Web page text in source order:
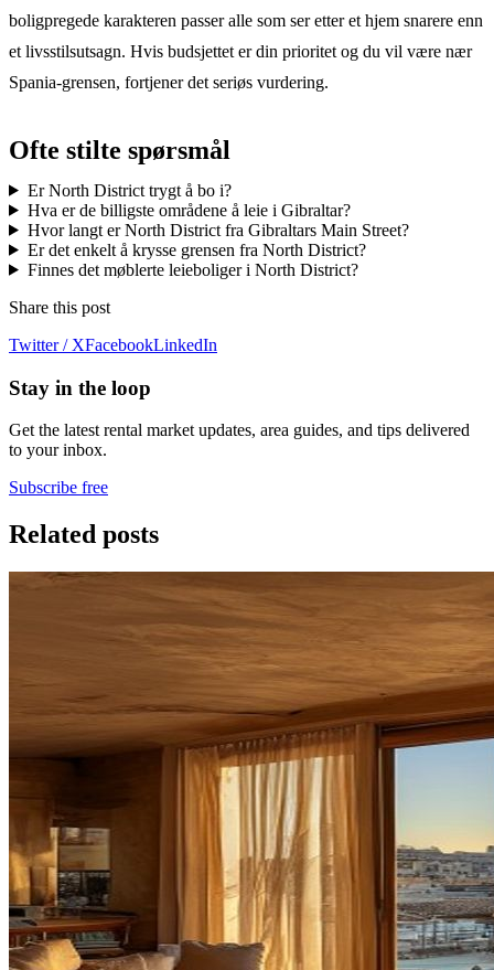
boligpregede karakteren passer alle som ser etter et hjem snarere enn
et livsstilsutsagn. Hvis budsjettet er din prioritet og du vil være nær
Spania-grensen, fortjener det seriøs vurdering.
Ofte stilte spørsmål
Er North District trygt å bo i?
Hva er de billigste områdene å leie i Gibraltar?
Hvor langt er North District fra Gibraltars Main Street?
Er det enkelt å krysse grensen fra North District?
Finnes det møblerte leieboliger i North District?
Share this post
Twitter / XFacebookLinkedIn
Stay in the loop
Get the latest rental market updates, area guides, and tips delivered
to your inbox.
Subscribe free
Related posts